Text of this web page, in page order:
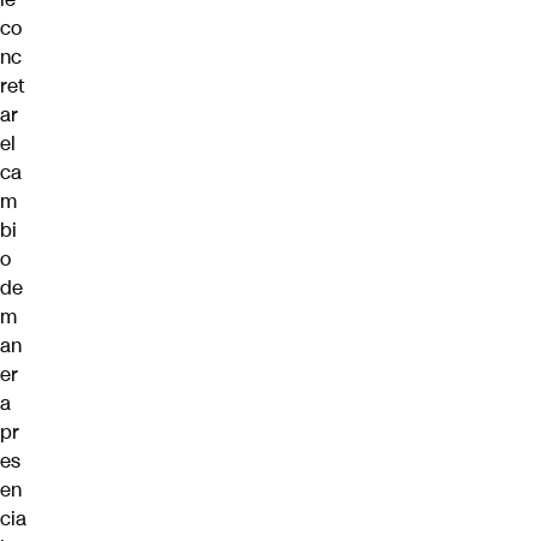
co
nc
ret
ar
el
ca
m
bi
o
de
m
an
er
a
pr
es
en
cia